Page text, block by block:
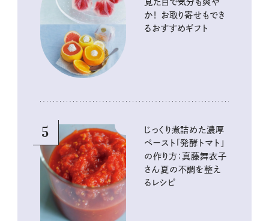
見た目で気分も爽や
か！ お取り寄せもでき
るおすすめギフト
5
じっくり煮詰めた濃厚
ペースト「発酵トマト」
の作り方：真藤舞衣子
さん夏の不調を整え
るレシピ